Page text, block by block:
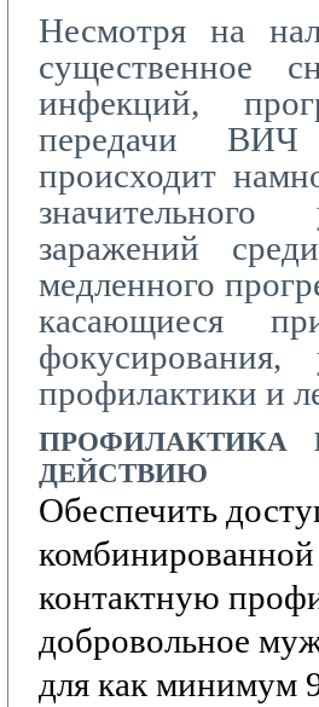
Несмотря на
существенное
инфекций,
передачи ВИЧ
происходит
заражений
медленного
касающиеся
профилактики и
ПРОФИЛАКТИКА
ДЕЙСТВИЮ
Обеспечить
контактную
добровольное
для как минимум